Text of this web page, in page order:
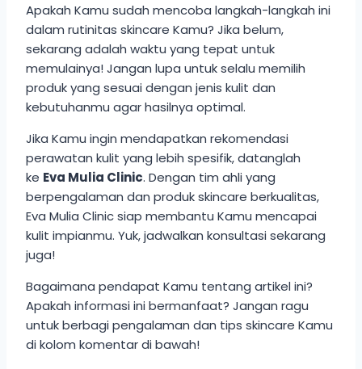
Apakah Kamu sudah mencoba langkah-langkah ini
dalam rutinitas skincare Kamu? Jika belum,
sekarang adalah waktu yang tepat untuk
memulainya! Jangan lupa untuk selalu memilih
produk yang sesuai dengan jenis kulit dan
kebutuhanmu agar hasilnya optimal.
Jika Kamu ingin mendapatkan rekomendasi
perawatan kulit yang lebih spesifik, datanglah
ke Eva Mulia Clinic. Dengan tim ahli yang
berpengalaman dan produk skincare berkualitas,
Eva Mulia Clinic siap membantu Kamu mencapai
kulit impianmu. Yuk, jadwalkan konsultasi sekarang
juga!
Bagaimana pendapat Kamu tentang artikel ini?
Apakah informasi ini bermanfaat? Jangan ragu
untuk berbagi pengalaman dan tips skincare Kamu
di kolom komentar di bawah!